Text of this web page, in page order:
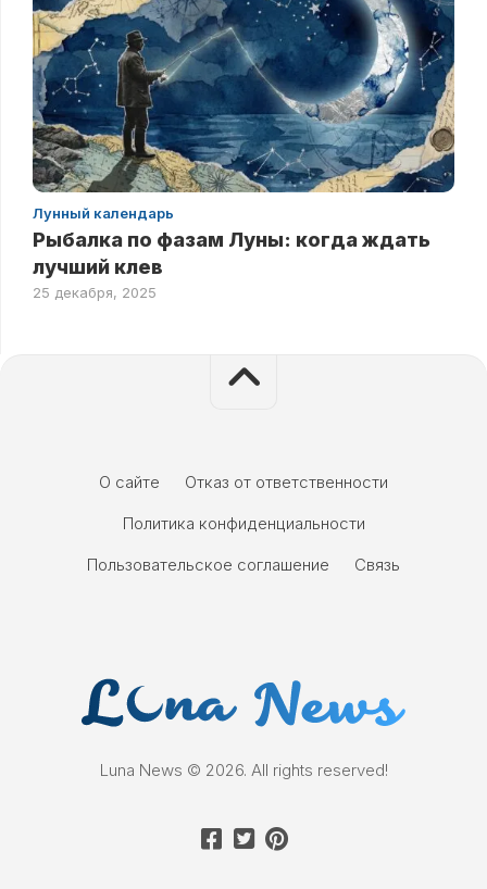
Лунный календарь
Рыбалка по фазам Луны: когда ждать
лучший клев
25 декабря, 2025
О сайте
Отказ от ответственности
Политика конфиденциальности
Пользовательское соглашение
Связь
Luna News © 2026. All rights reserved!